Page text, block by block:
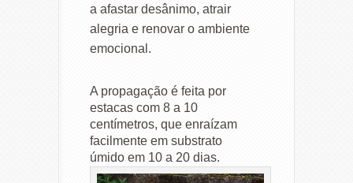
a afastar desânimo, atrair
alegria e renovar o ambiente
emocional.
A propagação é feita por
estacas com 8 a 10
centímetros, que enraízam
facilmente em substrato
úmido em 10 a 20 dias.